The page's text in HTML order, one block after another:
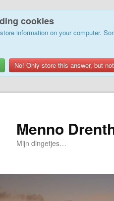
cookies
information on your computer.
No! Only store this answer, but
Menno
Mijn dingetjes…